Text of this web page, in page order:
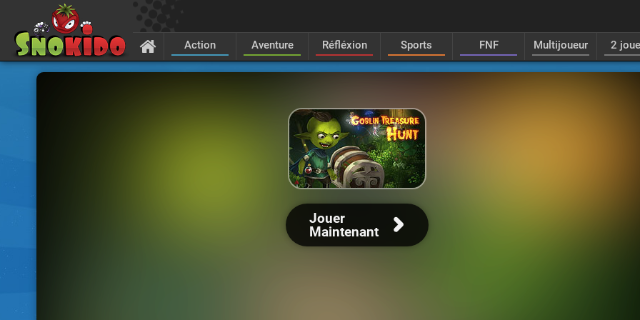
Action Aventure Réfléxion Sports FNF Multijoueur 2
Jouer
Maintenant